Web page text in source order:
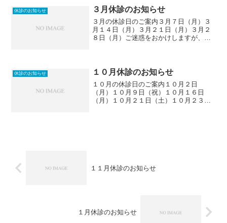
ただきます。ご迷惑をおかけし...
休診のお知らせ ３月休診のお知らせ
３月の休診日のご案内３月７日（月）３
月１４日（月）３月２１日（月）３月２
８日（月）ご迷惑をおかけしますが、よ
休診のお知らせ １０月休診のお知らせ
１０月の休診日のご案内１０月２日
（月）１０月９日（祝）１０月１６日
（月）１０月２１日（土）１０月２３日
１１月休診のお知らせ
１月休診のお知らせ